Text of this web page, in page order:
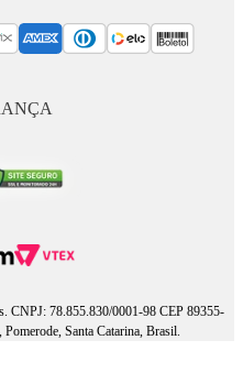
CNPJ: 78.855.830/0001-98 CEP 89355-
Santa Catarina, Brasil.